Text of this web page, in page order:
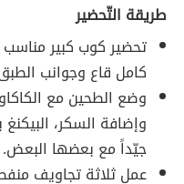
طريقة التّحضير
تحضير كوب كبير
كامل قاع وجوانب
وضع الطحين مع
وإضافة السكر، البيكنغ
جيّداً مع بعضها البعض.
عمل ثلاثة تجاويف